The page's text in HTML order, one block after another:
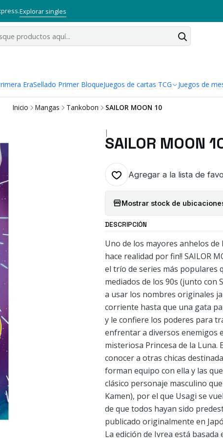
EraSellado Primer BloqueJuegos de cartas TCG Juegos de
Explorar singles
Inicio Mangas Tankobon SAILOR MOON 10
|
SAILOR MOON
Agregar a la lista de
Mostrar stock de
DESCRIPCIÓN
Uno de los mayores anhelos
hace realidad por fin!! SAILOR
el trío de series más populares
mediados de los 90s (junto con
a usar los nombres originales
corriente hasta que una gata
y le confiere los poderes para
enfrentar a diversos enemigos
misteriosa Princesa de la Luna.
conocer a otras chicas
forman equipo con ella y las
clásico personaje masculino
Kamen), por el que Usagi se
de que todos hayan sido
publicado originalmente en
La edición de Ivrea está